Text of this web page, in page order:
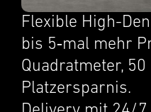
Flexi­ble High-
bis 5‑mal mehr
Quadrat­meter, 50
Platzerspar­nis.